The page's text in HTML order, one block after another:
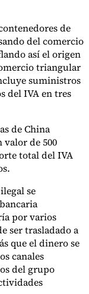
de
del comercio
así el origen
triangular
suministros
del IVA en tres
de China
de 500
total del IVA
se
por varios
ser trasladado a
que el dinero se
canales
del grupo